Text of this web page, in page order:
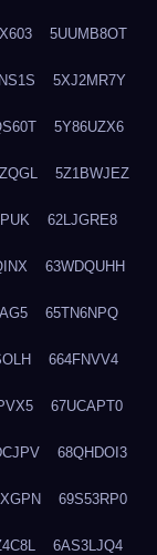
5UUMB8OT
5XJ2MR7Y
5Y86UZX6
5Z1BWJEZ
62LJGRE8
63WDQUHH
65TN6NPQ
664FNVV4
67UCAPT0
68QHDOI3
69S53RP0
6AS3LJQ4